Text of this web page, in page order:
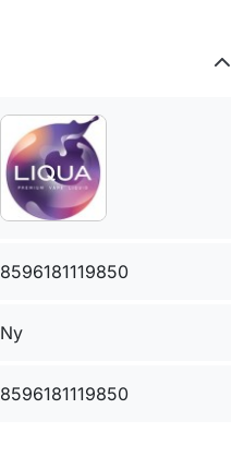
8596181119850
Ny
8596181119850